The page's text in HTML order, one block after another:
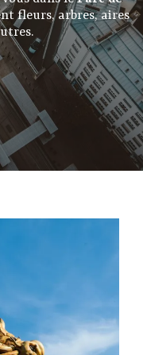
fleurs, arbres, aires